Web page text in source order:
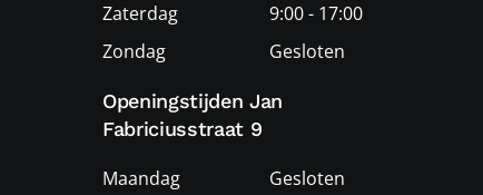
Zaterdag
9:00 - 17:00
Zondag
Gesloten
Openingstijden Jan
Fabriciusstraat 9
Maandag
Gesloten